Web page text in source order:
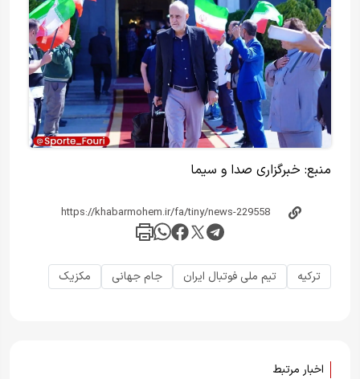
منبع: خبرگزاری صدا و سیما
ترکیه تیم ملی فوتبال ایران جام جهانی مکزیک
اخبار مرتبط